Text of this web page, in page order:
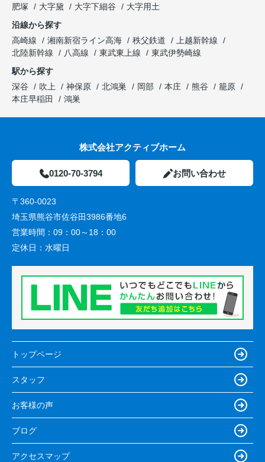
肥塚
大字黛 大字下細谷
大字用土
沿線から探す
高崎線
湘南新宿ライン高海 秩父鉄道
上越新幹線
北陸新幹線
八高線 東武東上線
東武伊勢崎線
駅から探す
深谷
吹上 神保原 北鴻巣 岡部 本庄 熊谷
籠原
本庄早稲田
鴻巣
株式会社アクティブホーム
0120-70-3794 お問い合わせ
〒360-0023
埼玉県熊谷市佐谷田3986番地6
営業時間： 09：00～18：00
定休日： 水曜日
トップページ
スタッフ
お客様の声
ブログ
アクセスマップ